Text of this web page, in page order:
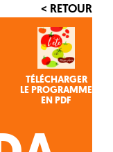
< RETOUR
TÉLÉCHARGER
LE PROGRAMME
EN PDF